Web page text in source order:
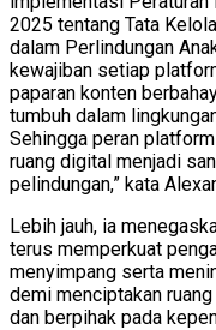
2025 tentang Tata
dalam Perlindungan
kewajiban setiap
paparan konten
tumbuh dalam
Sehingga peran
ruang digital menjadi
pelindungan,” kata
Lebih jauh, ia
terus memperkuat
menyimpang serta
demi menciptakan
dan berpihak pada